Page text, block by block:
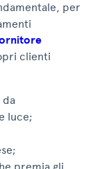
per
clienti
da
luce;